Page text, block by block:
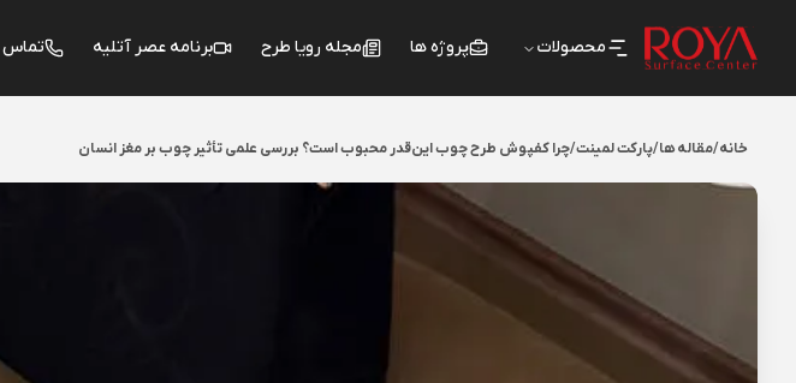
محصولات پروژه ها مجله رویا طرح برنامه عصر آتلیه تماس
خانه/مقاله ها/پارکت لمینت/چرا کفپوش طرح چوب این‌قدر محبوب است؟ بررسی علمی تأثیر چوب بر مغز انسان